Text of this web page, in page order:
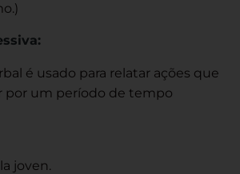
é usado para relatar ações que
por um período de tempo
joven.